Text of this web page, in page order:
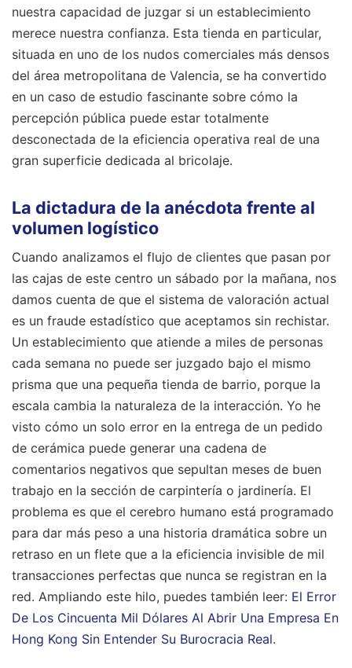
nuestra capacidad de juzgar si un establecimiento
merece nuestra confianza. Esta tienda en particular,
situada en uno de los nudos comerciales más densos
del área metropolitana de Valencia, se ha convertido
en un caso de estudio fascinante sobre cómo la
percepción pública puede estar totalmente
desconectada de la eficiencia operativa real de una
gran superficie dedicada al bricolaje.
La dictadura de la anécdota frente al
volumen logístico
Cuando analizamos el flujo de clientes que pasan por
las cajas de este centro un sábado por la mañana, nos
damos cuenta de que el sistema de valoración actual
es un fraude estadístico que aceptamos sin rechistar.
Un establecimiento que atiende a miles de personas
cada semana no puede ser juzgado bajo el mismo
prisma que una pequeña tienda de barrio, porque la
escala cambia la naturaleza de la interacción. Yo he
visto cómo un solo error en la entrega de un pedido
de cerámica puede generar una cadena de
comentarios negativos que sepultan meses de buen
trabajo en la sección de carpintería o jardinería. El
problema es que el cerebro humano está programado
para dar más peso a una historia dramática sobre un
retraso en un flete que a la eficiencia invisible de mil
transacciones perfectas que nunca se registran en la
red. Ampliando este hilo, puedes también leer: El Error
De Los Cincuenta Mil Dólares Al Abrir Una Empresa En
Hong Kong Sin Entender Su Burocracia Real.